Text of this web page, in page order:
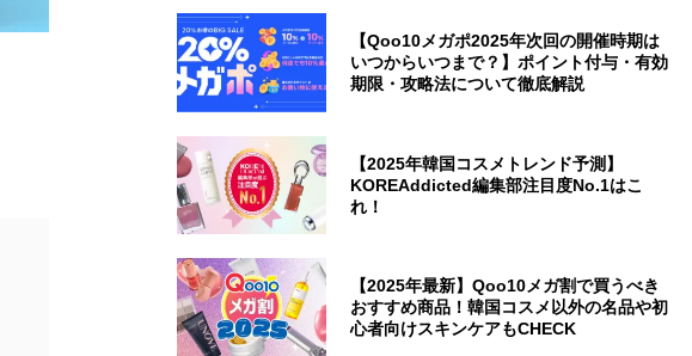
【Qoo10メガポ2025年次回の開催時期は
いつからいつまで？】ポイント付与・有効
期限・攻略法について徹底解説
【2025年韓国コスメトレンド予測】
KOREAddicted編集部注目度No.1はこ
れ！
【2025年最新】Qoo10メガ割で買うべき
おすすめ商品！韓国コスメ以外の名品や初
心者向けスキンケアもCHECK